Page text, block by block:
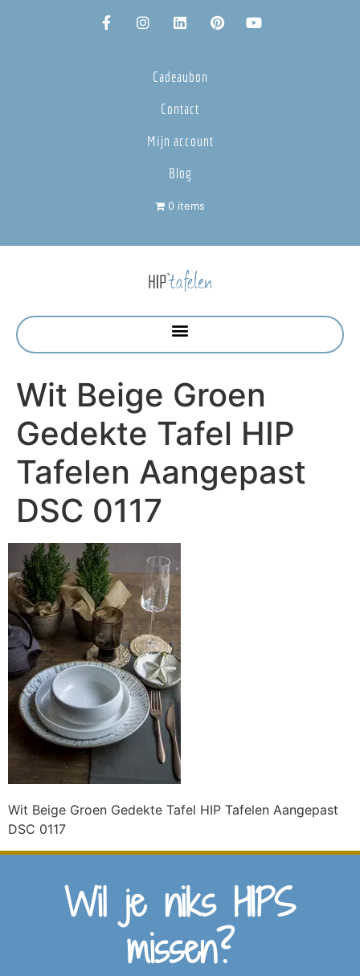
Cadeaubon
Contact
Mijn account
Blog
0 items
Wit Beige Groen
Gedekte Tafel HIP
Tafelen Aangepast
DSC 0117
Wit Beige Groen Gedekte Tafel HIP Tafelen Aangepast
DSC 0117
Wil je niks HIPS
missen?